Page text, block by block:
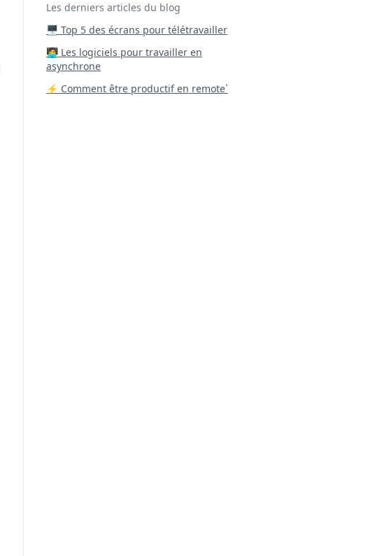
Les derniers articles du blog
🖥️ Top 5 des écrans pour télétravailler
‍🧑‍💻 Les logiciels pour travailler en
asynchrone
⚡ Comment être productif en remote`